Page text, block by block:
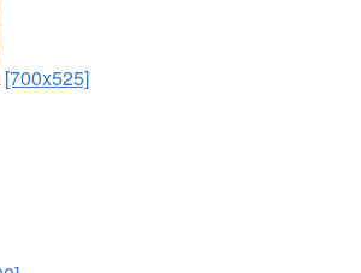
[700x525]